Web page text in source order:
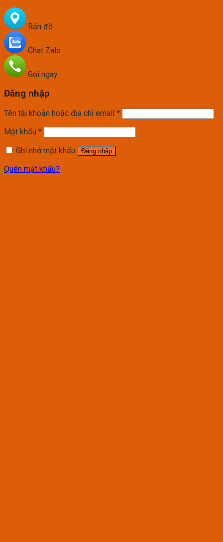
Bản đồ
Chat Zalo
Gọi ngay
Đăng nhập
Tên tài khoản hoặc địa chỉ email *
Mật khẩu *
Ghi nhớ mật khẩu
Đăng nhập
Quên mật khẩu?